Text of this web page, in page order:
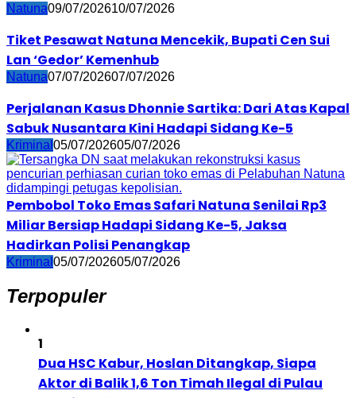
Natuna09/07/202610/07/2026
Tiket Pesawat Natuna Mencekik, Bupati Cen Sui
Lan ‘Gedor’ Kemenhub
Natuna07/07/202607/07/2026
Perjalanan Kasus Dhonnie Sartika: Dari Atas Kapal
Sabuk Nusantara Kini Hadapi Sidang Ke-5
Kriminal 05/07/202605/07/2026
Pembobol Toko Emas Safari Natuna Senilai Rp3
Miliar Bersiap Hadapi Sidang Ke-5, Jaksa
Hadirkan Polisi Penangkap
Kriminal 05/07/202605/07/2026
Terpopuler
1
Dua HSC Kabur, Hoslan Ditangkap, Siapa
Aktor di Balik 1,6 Ton Timah Ilegal di Pulau